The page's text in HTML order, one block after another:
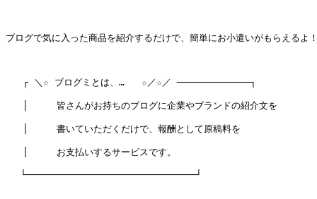
ブログで気に入った商品を紹介するだけで、簡単にお小遣いがもらえるよ
   ┌ ＼☆ ブログミとは、…   ☆／☆／ ─────────────┐
│     皆さんがお持ちのブログに企業やブランドの紹介文を
│     書いていただくだけで、報酬として原稿料を
│     お支払いするサービスです。
└──────────────────────────────┘